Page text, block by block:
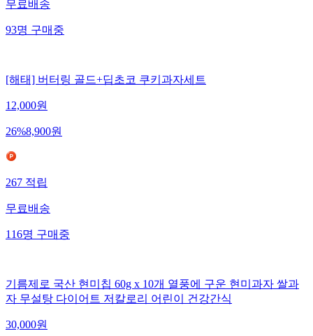
무료배송
93명구매중
[해태] 버터링 골드+딥초코 쿠키과자세트
12,000원
26%8,900원
267적립
무료배송
116명구매중
기름제로 국산 현미칩 60g x 10개 열풍에 구운 현미과자 쌀과
자 무설탕 다이어트 저칼로리 어린이 건강간식
30,000원